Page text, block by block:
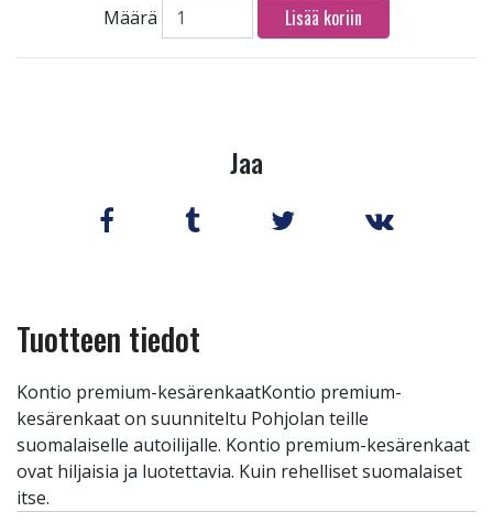
Määrä Lisää koriin
Jaa
Tuotteen tiedot
Kontio premium-kesärenkaatKontio premium-
kesärenkaat on suunniteltu Pohjolan teille
suomalaiselle autoilijalle. Kontio premium-kesärenkaat
ovat hiljaisia ja luotettavia. Kuin rehelliset suomalaiset
itse.